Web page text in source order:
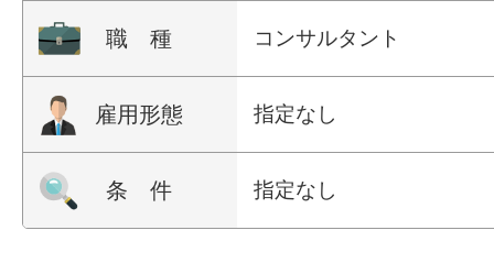
職 種 コンサルタント
雇用形態 指定なし
条 件 指定なし